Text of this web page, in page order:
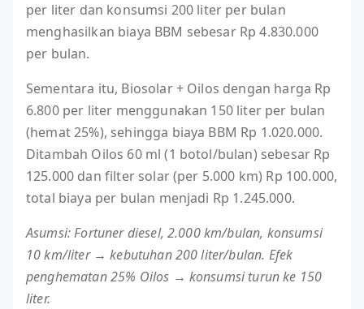
per liter dan konsumsi 200 liter per bulan
menghasilkan biaya BBM sebesar Rp 4.830.000
per bulan.
Sementara itu, Biosolar + Oilos dengan harga Rp
6.800 per liter menggunakan 150 liter per bulan
(hemat 25%), sehingga biaya BBM Rp 1.020.000.
Ditambah Oilos 60 ml (1 botol/bulan) sebesar Rp
125.000 dan filter solar (per 5.000 km) Rp 100.000,
total biaya per bulan menjadi Rp 1.245.000.
Asumsi: Fortuner diesel, 2.000 km/bulan, konsumsi
10 km/liter → kebutuhan 200 liter/bulan. Efek
penghematan 25% Oilos → konsumsi turun ke 150
liter.